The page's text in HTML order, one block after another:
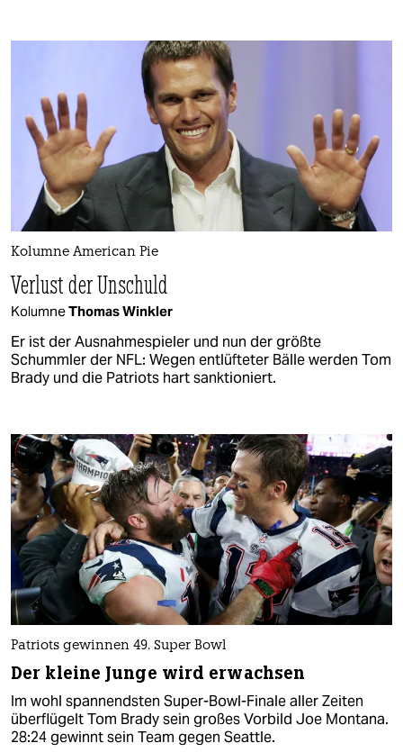
Kolumne American Pie
Verlust der Unschuld
KolumneThomas Winkler
Er ist der Ausnahmespieler und nun der größte
Schummler der NFL: Wegen entlüfteter Bälle werden Tom
Brady und die Patriots hart sanktioniert.
Patriots gewinnen 49. Super Bowl
Der kleine Junge wird erwachsen
Im wohl spannendsten Super-Bowl-Finale aller Zeiten
überflügelt Tom Brady sein großes Vorbild Joe Montana.
28:24 gewinnt sein Team gegen Seattle.